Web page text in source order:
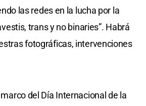
las redes en la lucha por la
trans y no binaries”. Habrá
fotográficas, intervenciones
del Día Internacional de la